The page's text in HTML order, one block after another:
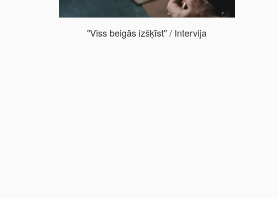
"Viss beigās izšķīst" / Intervija